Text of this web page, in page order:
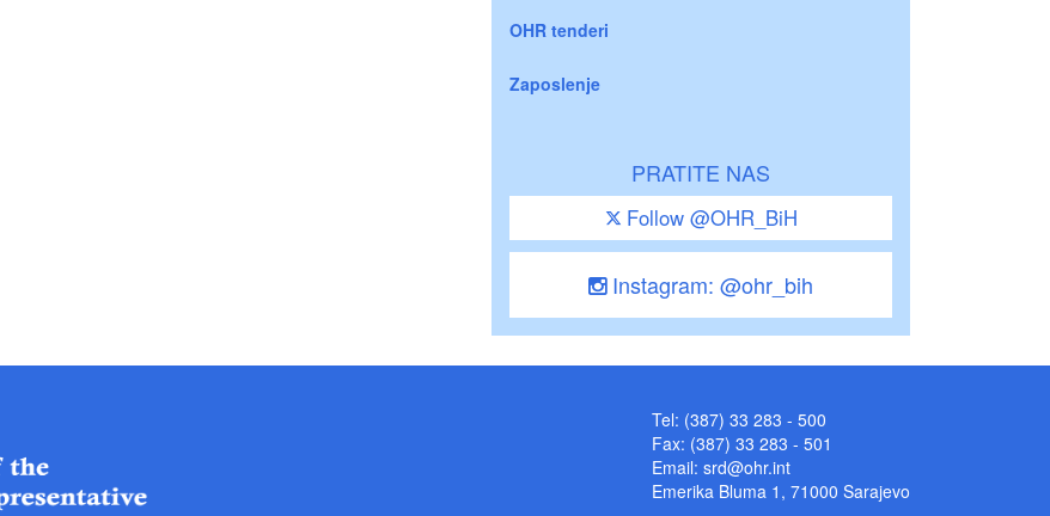
OHR tenderi
Zaposlenje
PRATITE NAS
Follow @OHR_BiH
Instagram: @ohr_bih
Tel: (387) 33 283 - 500
Fax: (387) 33 283 - 501
Email: srd@ohr.int
Emerika Bluma 1, 71000 Sarajevo